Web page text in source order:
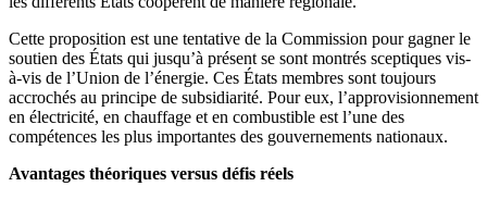
Cette proposition est une tentative de la Commission pour gagner le
soutien des États qui jusqu’à présent se sont montrés sceptiques vis-
à-vis de l’Union de l’énergie. Ces États membres sont toujours
accrochés au principe de subsidiarité. Pour eux, l’approvisionnement
en électricité, en chauffage et en combustible est l’une des
compétences les plus importantes des gouvernements nationaux.
Avantages théoriques versus défis réels